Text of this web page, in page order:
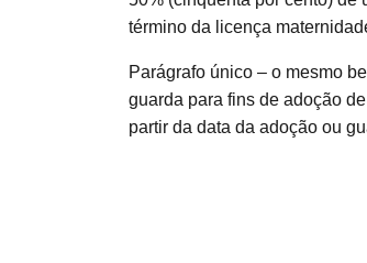
término da licença
Parágrafo único – o mesmo
guarda para fins de adoção
partir da data da adoção ou